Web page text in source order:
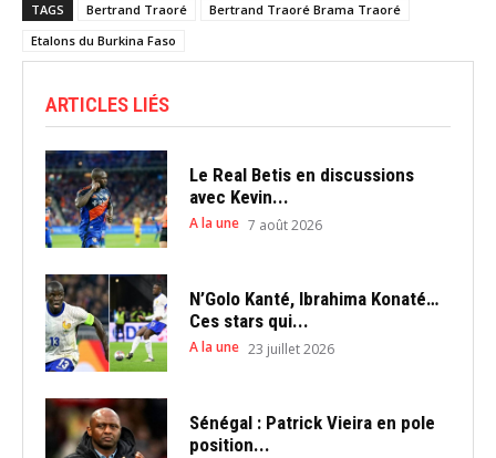
TAGS Bertrand Traoré
Bertrand Traoré Brama Traoré
Etalons du Burkina Faso
ARTICLES LIÉS
Le Real Betis en discussions
avec Kevin...
A la une 7 août 2026
N’Golo Kanté, Ibrahima Konaté…
Ces stars qui...
A la une 23 juillet 2026
Sénégal : Patrick Vieira en pole
position...